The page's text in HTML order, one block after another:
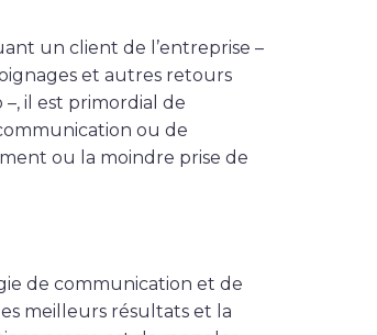
un client de l’entreprise –
et autres retours
il est primordial de
ou de
ou la moindre prise de
de communication et de
meilleurs résultats et la